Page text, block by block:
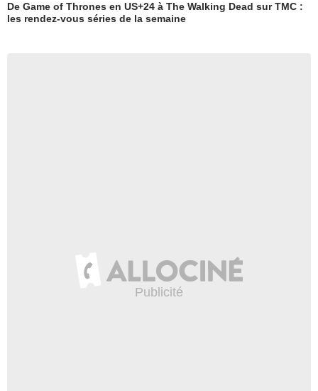
De Game of Thrones en US+24 à The Walking Dead sur TMC :
les rendez-vous séries de la semaine